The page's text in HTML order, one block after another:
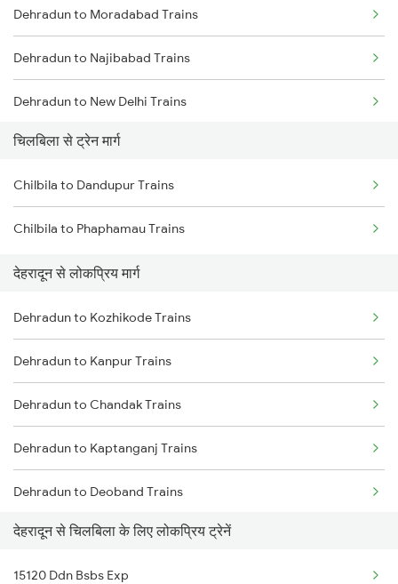
Mumbai to Goa Trains
Chennai to Coimbatore Trains
Dehradun to Moradabad Trains
Dehradun to Najibabad Trains
Dehradun to New Delhi Trains
Dehradun to Roorkee Trains
Dehradun to Muzaffarnagar Trains
चिलबिला से ट्रेन मार्ग
Chilbila to Dandupur Trains
Chilbila to Phaphamau Trains
देहरादून से लोकप्रिय मार्ग
Dehradun to Kozhikode Trains
Dehradun to Kanpur Trains
Dehradun to Chandak Trains
Dehradun to Kaptanganj Trains
Dehradun to Deoband Trains
Dehradun to Mughal Sarai Trains
Dehradun to Dindigul Trains
देहरादून से चिलबिला के लिए लोकप्रिय ट्रेनें
15120 Ddn Bsbs Exp